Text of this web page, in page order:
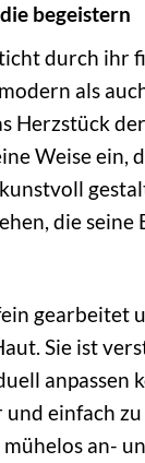
begeistern
durch ihr
als
Herzstück
Weise ein,
die
gearbeitet
Sie ist
anpassen
und einfach
an-